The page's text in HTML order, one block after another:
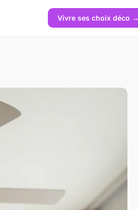
Vivre ses choix déco →